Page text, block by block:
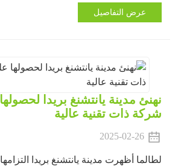
عرض التفاصيل
نهنئ مدينة يانتشنغ بريدا
شركة ذات تقنية عالية
2025-02-26
لطالما أظهرت مدينة يانتشنغ بريدا التزامها